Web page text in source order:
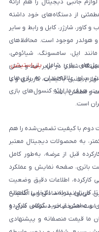
از دستگاه‌های خود داشته
و کاور، شارژر، کابل و رابط و سایر
و هولدر موجود است. محافظ‌های
اپل، سامسونگ، شیائومی،
شما را در برابر خط و خش
جانبی باکیفیت، کاربردی و با
و مطمئن باشد.
بازی شامل پلی‌استیشن،
علاقه‌مندان به بازی‌های
هدف ما ارائه کنسول‌های بازی
است.
دوم با کیفیت تضمین‌شده را هم
به محصولات دیجیتال معتبر
قبل از عرضه، به‌طور کامل
باتری، صفحه نمایش و عملکرد
کارکرده، اطلاعات دقیق وضعیت
بتوانند انتخابی آگاهانه
و مطمئن از خرید گوشی کارکرده
می‌توانید به‌سادگی و با اطمینان
است مشخصات دستگاه، مدل و
ما قیمت منصفانه و پیشنهادی